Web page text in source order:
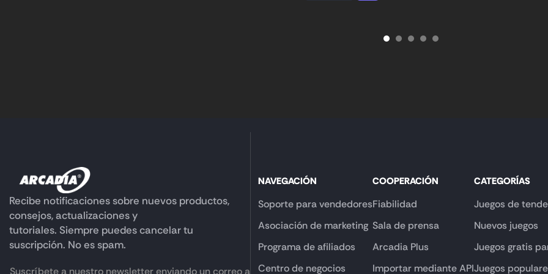
Recibe notificaciones sobre nuevos productos,
consejos, actualizaciones y
tutoriales. Siempre puedes cancelar tu
suscripción. No es spam.
Suscríbete a nuestro newsletter enviando un correo a
NAVEGACIÓN
Soporte para vendedores
Asociación de marketing
Programa de afiliados
Centro de negocios
COOPERACIÓN
Fiabilidad
Sala de prensa
Arcadia Plus
Importar mediante API
CATEGORÍAS
Juegos de
Nuevos juegos
Juegos gratis
Juegos